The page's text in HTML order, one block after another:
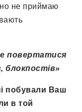
не приймаю
повертатися
блокпостів»
побували Ваш
в той